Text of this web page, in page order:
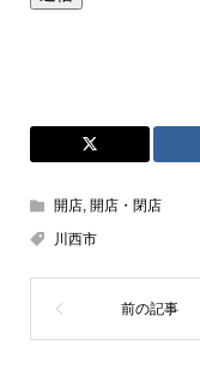
開店, 開店・閉店
川西市